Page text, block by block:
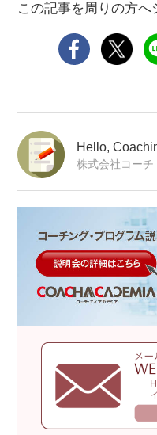
この記事を周りの方へ
Hello,
株式会社コーチ